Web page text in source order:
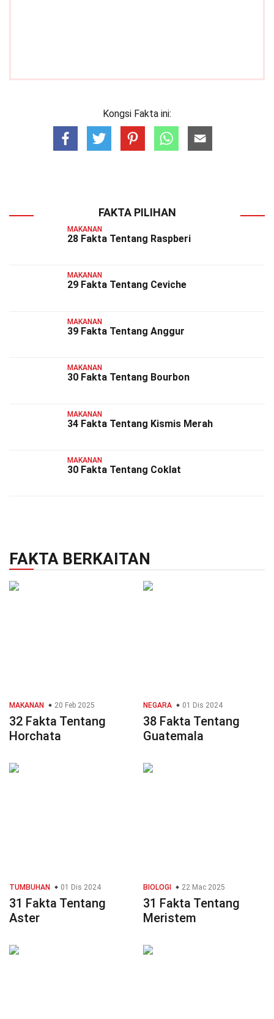
Kongsi Fakta ini:
FAKTA PILIHAN
MAKANAN
28 Fakta Tentang Raspberi
MAKANAN
29 Fakta Tentang Ceviche
MAKANAN
39 Fakta Tentang Anggur
MAKANAN
30 Fakta Tentang Bourbon
MAKANAN
34 Fakta Tentang Kismis Merah
MAKANAN
30 Fakta Tentang Coklat
FAKTA BERKAITAN
MAKANAN 20 Feb 2025
32 Fakta Tentang
Horchata
NEGARA 01 Dis 2024
38 Fakta Tentang
Guatemala
TUMBUHAN 01 Dis 2024
31 Fakta Tentang
Aster
BIOLOGI 22 Mac 2025
31 Fakta Tentang
Meristem